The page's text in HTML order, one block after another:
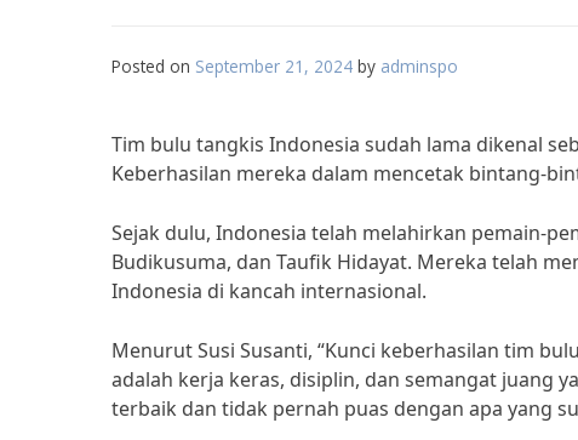
Posted on September 21, 2024 by adminspo
Tim bulu tangkis Indonesia sudah lama dikenal
Keberhasilan mereka dalam mencetak bintang-
Sejak dulu, Indonesia telah melahirkan pemain-
Budikusuma, dan Taufik Hidayat. Mereka telah
Indonesia di kancah internasional.
Menurut Susi Susanti, “Kunci keberhasilan tim
adalah kerja keras, disiplin, dan semangat juang
terbaik dan tidak pernah puas dengan apa yang